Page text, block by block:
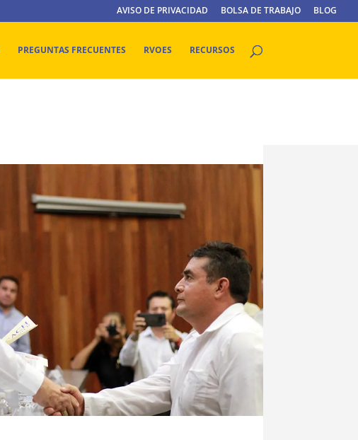
AVISO DE PRIVACIDAD BOLSA DE TRABAJO BLOG
PREGUNTAS FRECUENTES RVOES RECURSOS